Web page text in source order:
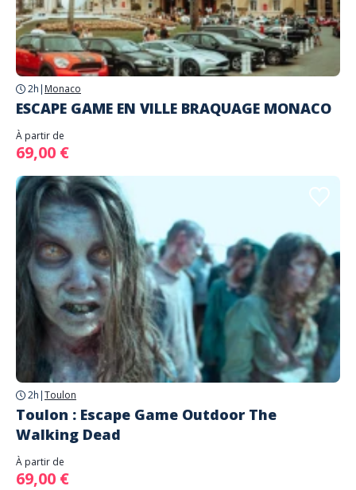
2h | Monaco
ESCAPE GAME EN VILLE BRAQUAGE MONACO
À partir de
69,00 €
2h |Toulon
Toulon : Escape Game Outdoor The
Walking Dead
À partir de
69,00 €